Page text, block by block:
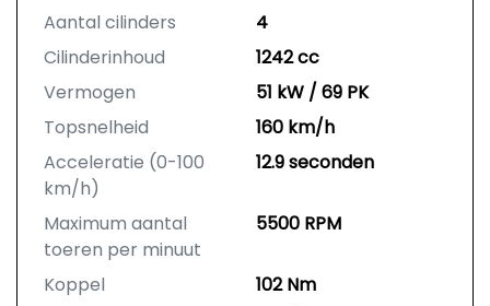
Aantal cilinders
4
Cilinderinhoud
1242 cc
Vermogen
51 kW / 69 PK
Topsnelheid
160 km/h
Acceleratie (0-100
km/h)
12.9 seconden
Maximum aantal
toeren per minuut
5500 RPM
Koppel
102 Nm